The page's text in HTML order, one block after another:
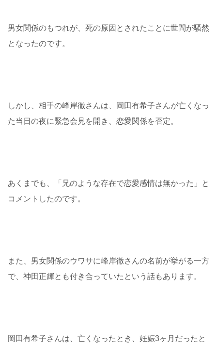
男女関係のもつれが、死の原因とされたことに世間が騒然
となったのです。
しかし、相手の峰岸徹さんは、岡田有希子さんが亡くなっ
た当日の夜に緊急会見を開き、恋愛関係を否定。
あくまでも、「兄のような存在で恋愛感情は無かった」と
コメントしたのです。
また、男女関係のウワサに峰岸徹さんの名前が挙がる一方
で、神田正輝とも付き合っていたという話もあります。
岡田有希子さんは、亡くなったとき、妊娠3ヶ月だったと